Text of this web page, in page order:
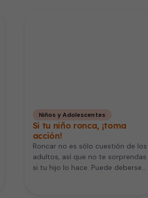
Niños y Adolescentes
Si tu niño ronca, ¡toma
acción!
Roncar no es sólo cuestión de los
adultos, así que no te sorprendas
si tu hijo lo hace. Puede deberse…